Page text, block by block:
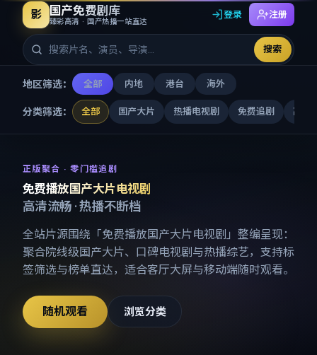
影 国产免费剧库
臻彩高清 · 国产热播一站直达
搜索
登录 注册
地区筛选： 全部 内地 港台 海外
分类筛选： 全部 国产大片 热播电视剧 免费追剧 高清
正版聚合 · 零门槛追剧
免费播放国产大片电视剧
高清流畅 · 热播不断档
全站片源围绕「免费播放国产大片电视剧 」整编呈现：
聚合院线级国产大片、口碑电视剧与热播综艺，支持标
签筛选与榜单直达，适合客厅大屏与移动端随时观看。
随机观看 浏览分类